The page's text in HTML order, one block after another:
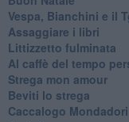
Vespa, Bianchini e il
Assaggiare i libri
Littizzetto fulminata
Al caffè del tempo
Strega mon amour
Beviti lo strega
Caccalogo Mondadori